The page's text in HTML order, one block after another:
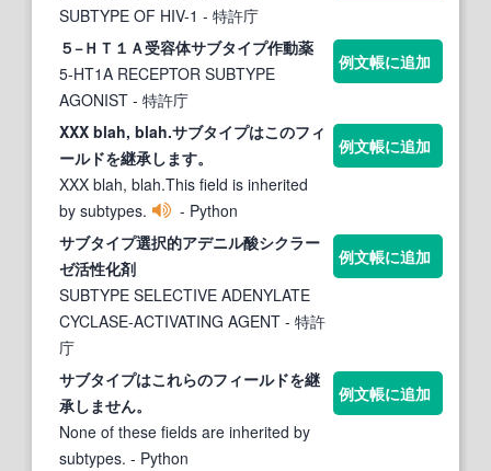
SUBTYPE OF HIV-1 - 特許庁
５−ＨＴ１Ａ受容体サブタイプ作動薬
5-HT1A RECEPTOR SUBTYPE
AGONIST - 特許庁
例文帳に追加
XXX blah, blah.サブタイプはこのフィ
ールドを継承します。
XXX blah, blah.This field is inherited
by subtypes.
- Python
例文帳に追加
サブタイプ選択的アデニル酸シクラー
ゼ活性化剤
SUBTYPE SELECTIVE ADENYLATE
CYCLASE-ACTIVATING AGENT - 特許
庁
例文帳に追加
サブタイプはこれらのフィールドを継
承しません。
None of these fields are inherited by
subtypes. - Python
例文帳に追加